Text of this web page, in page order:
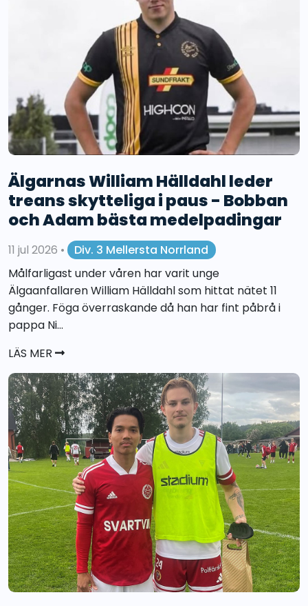
Älgarnas William Hälldahl leder
treans skytteliga i paus - Bobban
och Adam bästa medelpadingar
11 jul 2026 •
Div. 3 Mellersta Norrland
Målfarligast under våren har varit unge
Älgaanfallaren William Hälldahl som hittat nätet 11
gånger. Föga överraskande då han har fint påbrå i
pappa Ni...
LÄS MER